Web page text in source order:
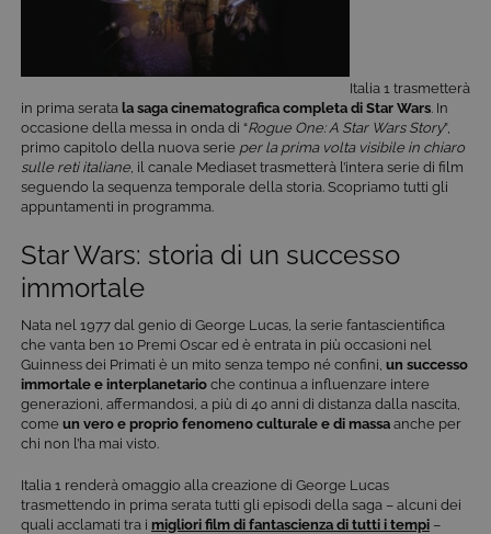
Italia 1 trasmetterà
in prima serata la saga cinematografica completa di Star Wars . In
occasione della messa in onda di “Rogue One: A Star Wars Story”,
primo capitolo della nuova serie per la prima volta visibile in chiaro
sulle reti italiane , il canale Mediaset trasmetterà l’intera serie di film
seguendo la sequenza temporale della storia. Scopriamo tutti gli
appuntamenti in programma.
Star Wars: storia di un successo
immortale
Nata nel 1977 dal genio di George Lucas, la serie fantascientifica
che vanta ben 10 Premi Oscar ed è entrata in più occasioni nel
Guinness dei Primati è un mito senza tempo né confini, un successo
immortale e interplanetario che continua a influenzare intere
generazioni, affermandosi, a più di 40 anni di distanza dalla nascita,
come un vero e proprio fenomeno culturale e di massa anche per
chi non l’ha mai visto.
Italia 1 renderà omaggio alla creazione di George Lucas
trasmettendo in prima serata tutti gli episodi della saga – alcuni dei
quali acclamati tra i migliori film di fantascienza di tutti i tempi –